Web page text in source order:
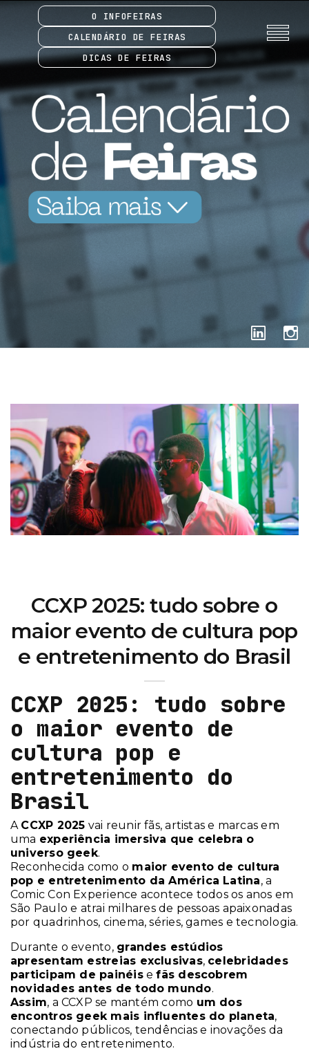
O INFOFEIRAS
CALENDÁRIO DE FEIRAS
DICAS DE FEIRAS
CCXP 2025: tudo sobre o
maior evento de cultura pop
e entretenimento do Brasil
CCXP 2025: tudo sobre
o maior evento de
cultura pop e
entretenimento do
Brasil
A CCXP 2025 vai reunir fãs, artistas e marcas em
uma experiência imersiva que celebra o
universo geek.
Reconhecida como o maior evento de cultura
pop e entretenimento da América Latina, a
Comic Con Experience acontece todos os anos em
São Paulo e atrai milhares de pessoas apaixonadas
por quadrinhos, cinema, séries, games e tecnologia.
Durante o evento, grandes estúdios
apresentam estreias exclusivas, celebridades
participam de painéisefãs descobrem
novidades antes de todo mundo.
Assim, a CCXP se mantém como um dos
encontros geek mais influentes do planeta,
conectando públicos, tendências e inovações da
indústria do entretenimento.